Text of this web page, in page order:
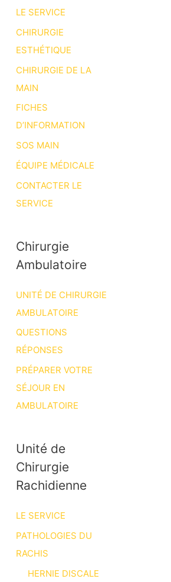
LE SERVICE
CHIRURGIE
ESTHÉTIQUE
CHIRURGIE DE LA
MAIN
FICHES
D’INFORMATION
SOS MAIN
ÉQUIPE MÉDICALE
CONTACTER LE
SERVICE
Chirurgie
Ambulatoire
UNITÉ DE CHIRURGIE
AMBULATOIRE
QUESTIONS
RÉPONSES
PRÉPARER VOTRE
SÉJOUR EN
AMBULATOIRE
Unité de
Chirurgie
Rachidienne
LE SERVICE
PATHOLOGIES DU
RACHIS
HERNIE DISCALE